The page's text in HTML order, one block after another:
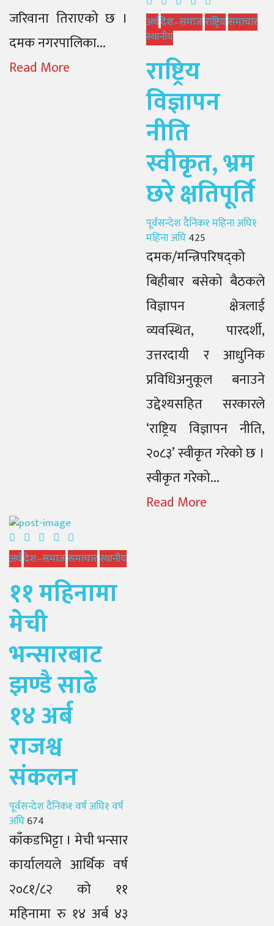
जरिवाना तिराएको छ ।
दमक नगरपालिका...
Read More
अर्थदेश–समाजराष्ट्रियसमाचार
स्थानीय
राष्ट्रिय
विज्ञापन
नीति
स्वीकृत, भ्रम
छरे क्षतिपूर्ति
Author
पूर्वसन्देश दैनिकPosted
on
१ महिना अघि१
महिना अघि425
दमक/मन्त्रिपरिषद्को
बिहीबार बसेको बैठकले
विज्ञापन क्षेत्रलाई
व्यवस्थित, पारदर्शी,
उत्तरदायी र आधुनिक
प्रविधिअनुकूल बनाउने
उद्देश्यसहित सरकारले
‘राष्ट्रिय विज्ञापन नीति,
२०८३’ स्वीकृत गरेको छ ।
स्वीकृत गरेको...
Read More
अर्थदेश–समाजसमाचारस्थानीय
११ महिनामा
मेची
भन्सारबाट
झण्डै साढे
१४ अर्ब
राजश्व
संकलन
Author
पूर्वसन्देश दैनिकPosted
१ वर्ष अघि१ वर्ष
अघि674
काँकडभिट्टा । मेची भन्सार
कार्यालयले आर्थिक वर्ष
२०८१/८२ को ११
महिनामा रु १४ अर्ब ४३